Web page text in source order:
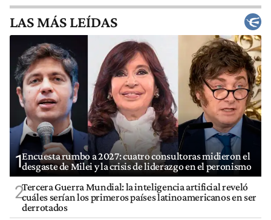
LAS MÁS LEÍDAS
1Encuesta rumbo a 2027: cuatro consultoras midieron el
desgaste de Milei y la crisis de liderazgo en el peronismo
2Tercera Guerra Mundial: la inteligencia artificial reveló
cuáles serían los primeros países latinoamericanos en ser
derrotados